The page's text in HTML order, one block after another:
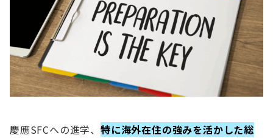
慶應SFCへの進学、 特に海外在住の強みを活かした総